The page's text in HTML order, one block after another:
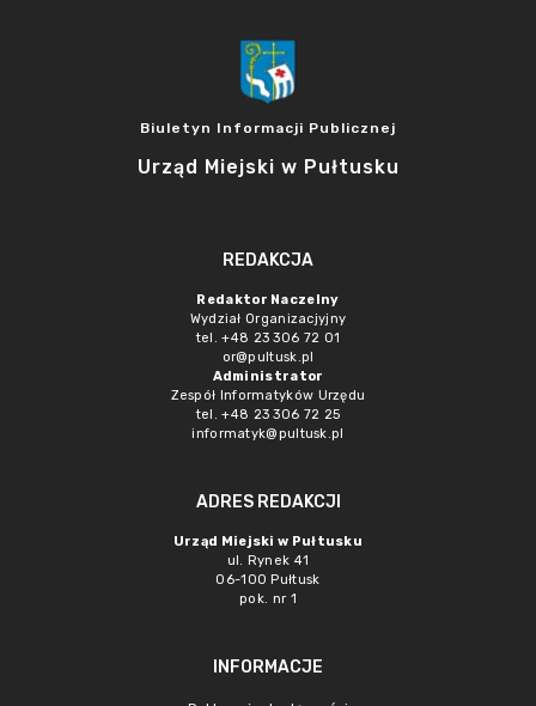
Biuletyn Informacji Publicznej
Urząd Miejski w Pułtusku
REDAKCJA
Redaktor Naczelny
Wydział Organizacjyjny
tel. +48 23 306 72 01
or@pultusk.pl
Administrator
Zespół Informatyków Urzędu
tel. +48 23 306 72 25
informatyk@pultusk.pl
ADRES REDAKCJI
Urząd Miejski w Pułtusku
ul. Rynek 41
06-100 Pułtusk
pok. nr 1
INFORMACJE